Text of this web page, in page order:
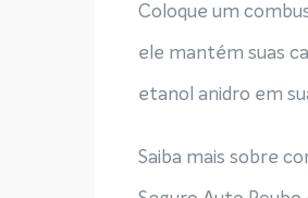
Coloque um
ele mantém suas
etanol anidro em
Saiba mais sobre